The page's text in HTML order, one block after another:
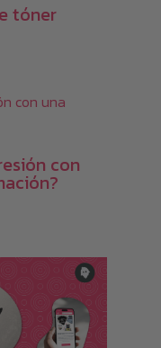
tóner
con